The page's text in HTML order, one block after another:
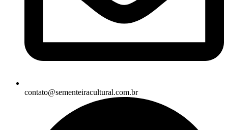
contato@sementeiracultural.com.br